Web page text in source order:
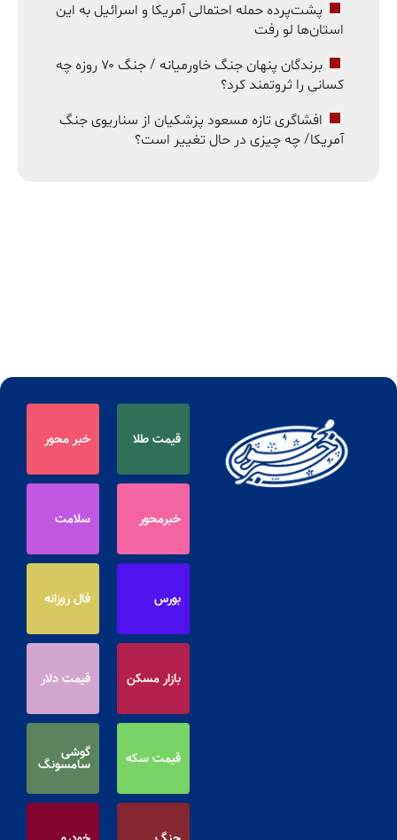
پشت‌پرده حمله احتمالی آمریکا و اسرائیل به این
استان‌ها لو رفت
برندگان پنهان جنگ خاورمیانه / جنگ ۷۰ روزه چه
کسانی را ثروتمند کرد؟
افشاگری تازه مسعود پزشکیان از سناریوی جنگ
آمریکا/ چه چیزی در حال تغییر است؟
قیمت طلا خبر محور
خبرمحور سلامت
بورس فال روزانه
بازار مسکن قیمت دلار
قیمت سکه گوشی
سامسونگ